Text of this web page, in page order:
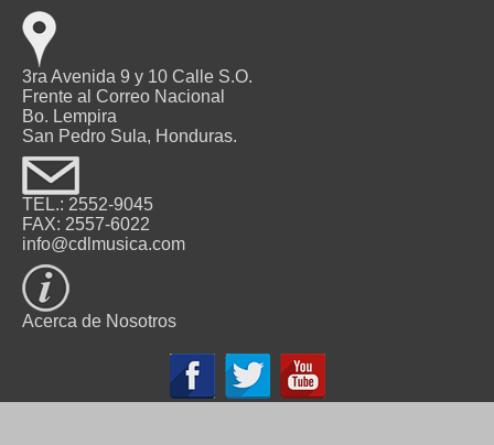
3ra Avenida 9 y 10 Calle S.O.
Frente al Correo Nacional
Bo. Lempira
San Pedro Sula, Honduras.
TEL.: 2552-9045
FAX: 2557-6022
info@cdlmusica.com
Acerca de Nosotros